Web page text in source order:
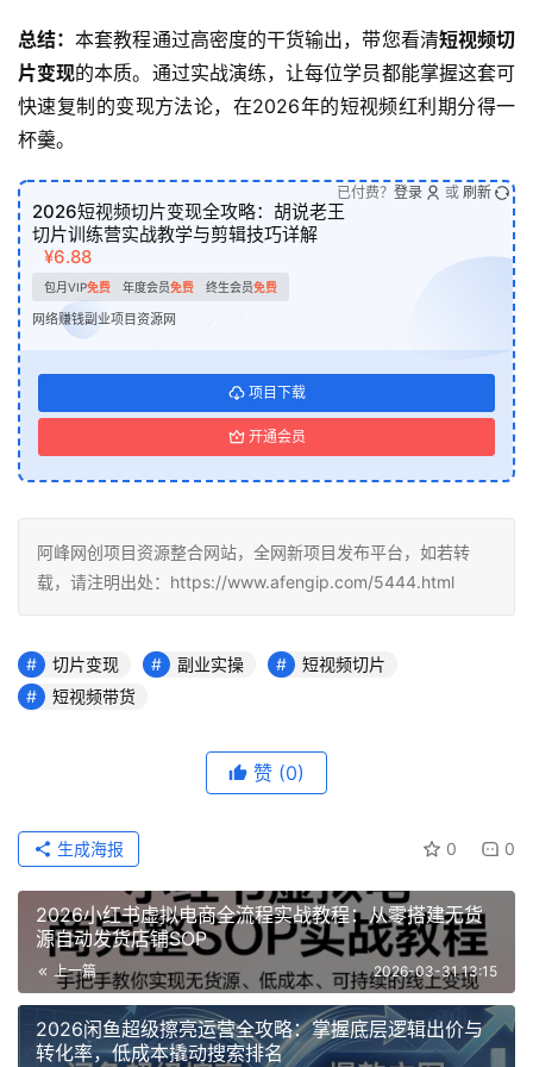
总结：本套教程通过高密度的干货输出，带您看清短视频切
片变现的本质。通过实战演练，让每位学员都能掌握这套可
快速复制的变现方法论，在2026年的短视频红利期分得一
杯羹。
2026短视频切片变现全攻略：胡说老王
切片训练营实战教学与剪辑技巧详解
¥6.88
包月VIP免费 年度会员免费 终生会员免费
网络赚钱副业项目资源网
项目下载
开通会员
已付费？ 登录 或 刷新
阿峰网创项目资源整合网站，全网新项目发布平台，如若转
载，请注明出处：https://www.afengip.com/5444.html
切片变现 副业实操
短视频切片
短视频带货
赞 (0)
0 0
生成海报
2026小红书虚拟电商全流程实战教程：从零搭建无货
源自动发货店铺SOP
上一篇 2026-03-31 13:15
2026闲鱼超级擦亮运营全攻略：掌握底层逻辑出价与
转化率，低成本撬动搜索排名